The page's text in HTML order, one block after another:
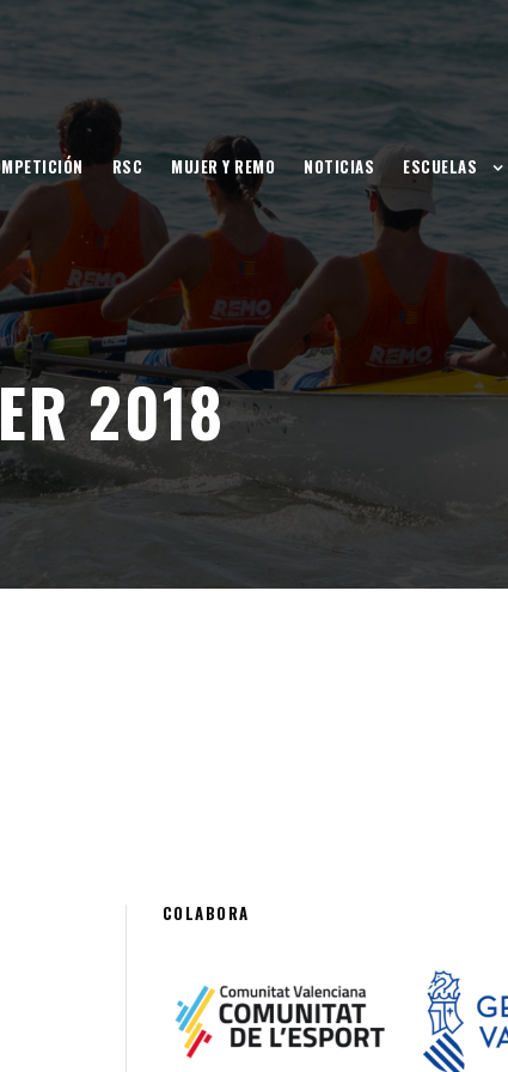
RSC MUJER Y REMO NOTICIAS ESCUELAS
2018
COLABORA